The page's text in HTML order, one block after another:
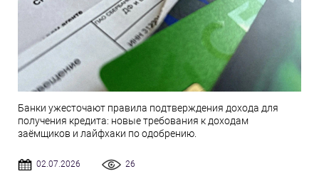
Банки ужесточают правила подтверждения дохода для
получения кредита: новые требования к доходам
заёмщиков и лайфхаки по одобрению.
02.07.2026 26